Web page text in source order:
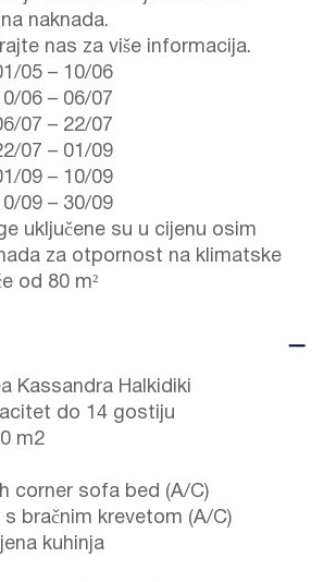
naknada.
nas za više informacija.
05 – 10/06
06 – 06/07
07 – 22/07
07 – 01/09
09 – 10/09
09 – 30/09
uključene su u cijenu osim
za otpornost na klimatske
od 80 m²
Kassandra Halkidiki
do 14 gostiju
m2
corner sofa bed (A/C)
bračnim krevetom (A/C)
kuhinja